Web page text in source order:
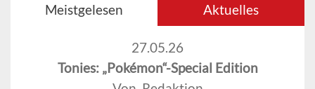
Meistgelesen Aktuelles
27.05.26
Tonies: „Pokémon“-Special Edition